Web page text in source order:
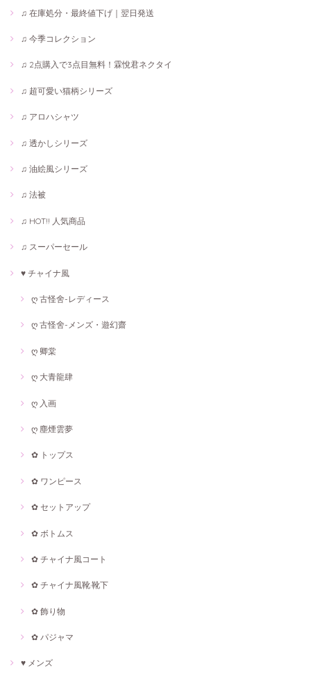
♫ 在庫処分・最終値下げ｜翌日発送
♫ 今季コレクション
♫ 2点購入で3点目無料！霖悅君ネクタイ
♫ 超可愛い猫柄シリーズ
♫ アロハシャツ
♫ 透かしシリーズ
♫ 油絵風シリーズ
♫ 法被
♫ HOT!! 人気商品
♫ スーパーセール
♥ チャイナ風
ღ 古怪舍-レディース
ღ 古怪舍-メンズ・遊幻齋
ღ 卿棠
ღ 大青龍肆
ღ 入画
ღ 塵煙雲夢
✿ トップス
✿ ワンピース
✿ セットアップ
✿ ボトムス
✿ チャイナ風コート
✿ チャイナ風靴·靴下
✿ 飾り物
✿ パジャマ
♥ メンズ